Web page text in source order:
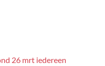
26 mrt iedereen